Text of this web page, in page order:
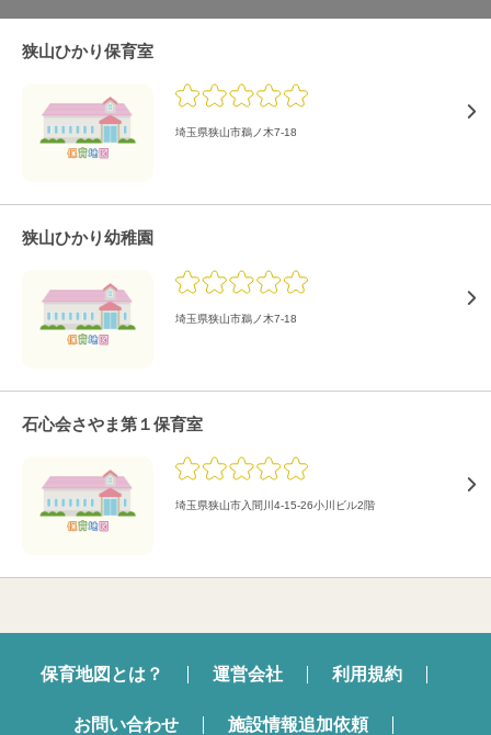
狭山ひかり保育室
埼玉県狭山市鵜ノ木7-18
狭山ひかり幼稚園
埼玉県狭山市鵜ノ木7-18
石心会さやま第１保育室
埼玉県狭山市入間川4-15-26小川ビル2階
保育地図とは？ 運営会社 利用規約
お問い合わせ 施設情報追加依頼